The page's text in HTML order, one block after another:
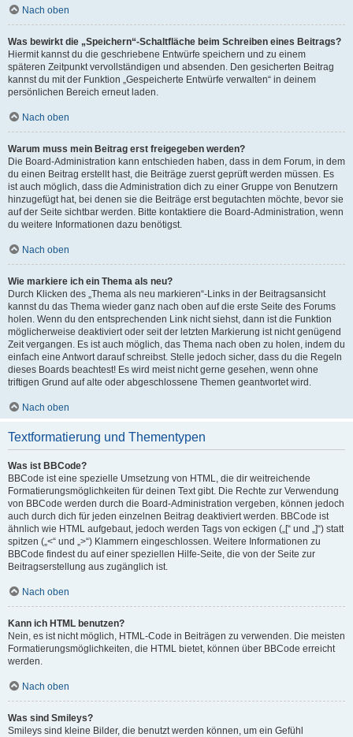
Nach oben
Was bewirkt die „Speichern“-Schaltfläche beim Schreiben eines Beitrags?
Hiermit kannst du die geschriebene Entwürfe speichern und zu einem
späteren Zeitpunkt vervollständigen und absenden. Den gesicherten Beitrag
kannst du mit der Funktion „Gespeicherte Entwürfe verwalten“ in deinem
persönlichen Bereich erneut laden.
Nach oben
Warum muss mein Beitrag erst freigegeben werden?
Die Board-Administration kann entschieden haben, dass in dem Forum, in dem
du einen Beitrag erstellt hast, die Beiträge zuerst geprüft werden müssen. Es
ist auch möglich, dass die Administration dich zu einer Gruppe von Benutzern
hinzugefügt hat, bei denen sie die Beiträge erst begutachten möchte, bevor sie
auf der Seite sichtbar werden. Bitte kontaktiere die Board-Administration, wenn
du weitere Informationen dazu benötigst.
Nach oben
Wie markiere ich ein Thema als neu?
Durch Klicken des „Thema als neu markieren“-Links in der Beitragsansicht
kannst du das Thema wieder ganz nach oben auf die erste Seite des Forums
holen. Wenn du den entsprechenden Link nicht siehst, dann ist die Funktion
möglicherweise deaktiviert oder seit der letzten Markierung ist nicht genügend
Zeit vergangen. Es ist auch möglich, das Thema nach oben zu holen, indem du
einfach eine Antwort darauf schreibst. Stelle jedoch sicher, dass du die Regeln
dieses Boards beachtest! Es wird meist nicht gerne gesehen, wenn ohne
triftigen Grund auf alte oder abgeschlossene Themen geantwortet wird.
Nach oben
Textformatierung und Thementypen
Was ist BBCode?
BBCode ist eine spezielle Umsetzung von HTML, die dir weitreichende
Formatierungsmöglichkeiten für deinen Text gibt. Die Rechte zur Verwendung
von BBCode werden durch die Board-Administration vergeben, können jedoch
auch durch dich für jeden einzelnen Beitrag deaktiviert werden. BBCode ist
ähnlich wie HTML aufgebaut, jedoch werden Tags von eckigen („[“ und „]“) statt
spitzen („<“ und „>“) Klammern eingeschlossen. Weitere Informationen zu
BBCode findest du auf einer speziellen Hilfe-Seite, die von der Seite zur
Beitragserstellung aus zugänglich ist.
Nach oben
Kann ich HTML benutzen?
Nein, es ist nicht möglich, HTML-Code in Beiträgen zu verwenden. Die meisten
Formatierungsmöglichkeiten, die HTML bietet, können über BBCode erreicht
werden.
Nach oben
Was sind Smileys?
Smileys sind kleine Bilder, die benutzt werden können, um ein Gefühl